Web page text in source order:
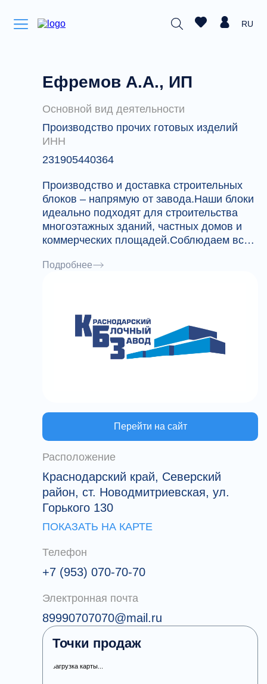
RU
Перейти на сайт
Расположение
Краснодарский край, Северский
район, ст. Новодмитриевская, ул.
Горького 130
ПОКАЗАТЬ НА КАРТЕ
Телефон
+7 (953) 070-70-70
Электронная почта
89990707070@mail.ru
Ефремов А.А., ИП
Основной вид деятельности
Производство прочих готовых изделий
ИНН
231905440364
Производство и доставка строительных
блоков – напрямую от завода.Наши блоки
идеально подходят для строительства
многоэтажных зданий, частных домов и
коммерческих площадей.Соблюдаем все
цену партии блоков под ваши задачи
Подробнее
Точки продаж
загрузка карты...